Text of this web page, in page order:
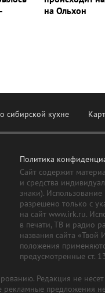
на Ольхон
сибирской кухне
Политика
Сайт содержит
и средства
знаки).
разрешено только с
на сайт www.irk.ru.
в печати, ТВ и радио
названия сайта «Твой
положения
предусмотренные ст.
Редакция не
рекламные предложения